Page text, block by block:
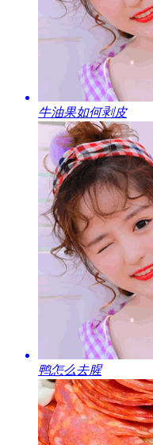
​牛油果如何剥皮
​鸭怎么去腥